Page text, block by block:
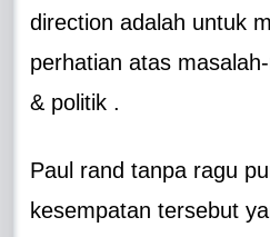
direction adalah untuk
perhatian atas
& politik .
Paul rand tanpa ragu
kesempatan tersebut